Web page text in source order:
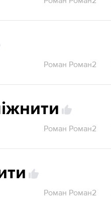
Роман Роман2
Роман Роман2
Роман Роман2